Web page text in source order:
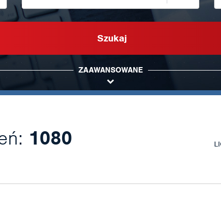
Szukaj
ZAAWANSOWANE
1080